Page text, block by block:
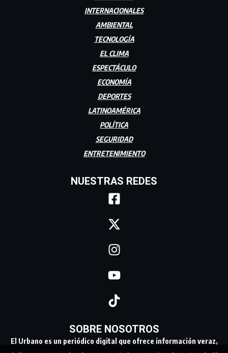
INTERNACIONALES
AMBIENTAL
TECNOLOGÍA
EL CLIMA
ESPECTÁCULO
ECONOMÍA
DEPORTES
LATINOAMÉRICA
POLÍTICA
SEGURIDAD
ENTRETENIMIENTO
NUESTRAS REDES
SOBRE NOSOTROS
El Urbano es un periódico digital que ofrece información veraz,